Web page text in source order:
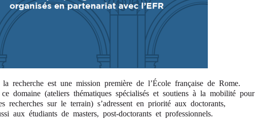
recherche est une mission première de l’École française de Rome.
domaine (ateliers thématiques spécialisés et soutiens à la mobilité pour
recherches sur le terrain) s’adressent en priorité aux doctorants,
aux étudiants de masters, post-doctorants et professionnels.